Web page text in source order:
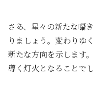
さあ、星々の新たな囁
りましょう。変わりゆ
新たな方向を示します
導く灯火となることでし